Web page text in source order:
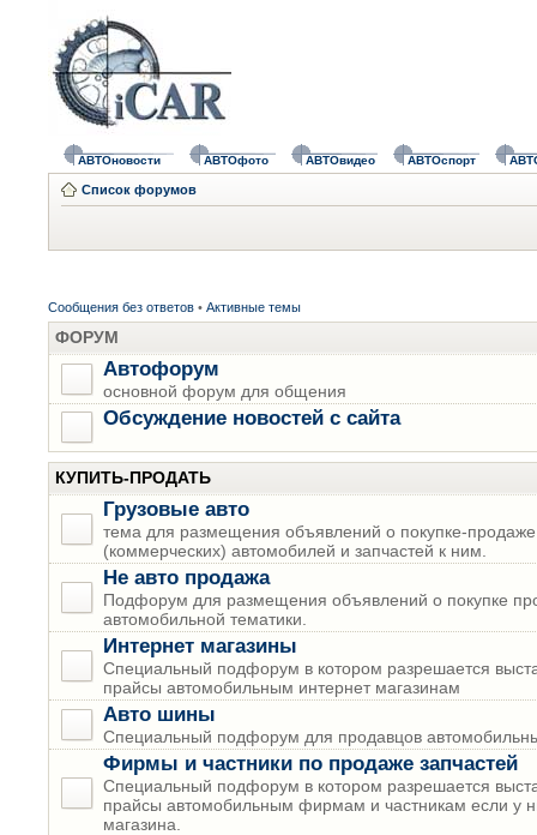
АВТОновости АВТОфото АВТОвидео АВТОспорт
Список форумов
Сообщения без ответов • Активные темы
ФОРУМ
Автофорум
основной форум для общения
Обсуждение новостей с сайта
КУПИТЬ-ПРОДАТЬ
Грузовые авто
тема для размещения объявлений о покупке-продаже
(коммерческих) автомобилей и запчастей к ним.
Не авто продажа
Подфорум для размещения объявлений о покупке
автомобильной тематики.
Интернет магазины
Специальный подфорум в котором разрешается
прайсы автомобильным интернет магазинам
Авто шины
Специальный подфорум для продавцов
Фирмы и частники по продаже запчастей
Специальный подфорум в котором разрешается
прайсы автомобильным фирмам и частникам если у
магазина.